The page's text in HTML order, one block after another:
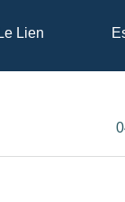
Le Lien